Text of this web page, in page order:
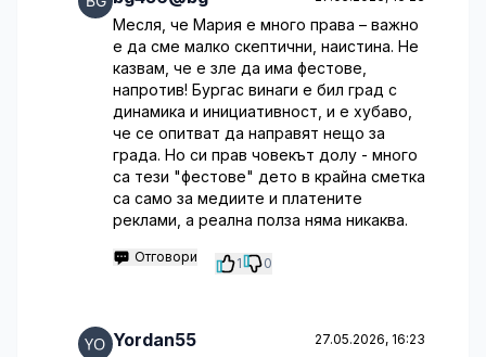
Месля, че Мария е много права – важно
е да сме малко скептични, наистина. Не
казвам, че е зле да има фестове,
напротив! Бургас винаги е бил град с
динамика и инициативност, и е хубаво,
че се опитват да направят нещо за
града. Но си прав човекът долу - много
са тези "фестове" дето в крайна сметка
са само за медиите и платените
реклами, а реална полза няма никаква.
Отговори 1 0
Yordan55 27.05.2026, 16:23